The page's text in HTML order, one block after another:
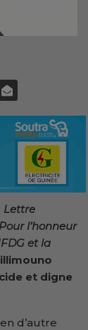
Lettre
l’honneur
et la
et digne
d’autre